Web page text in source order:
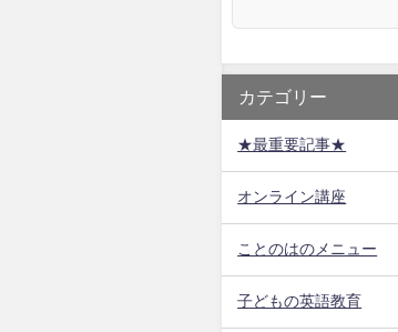
カテゴリー
★最重要記事★
オンライン講座
ことのはのメニュー
子どもの英語教育